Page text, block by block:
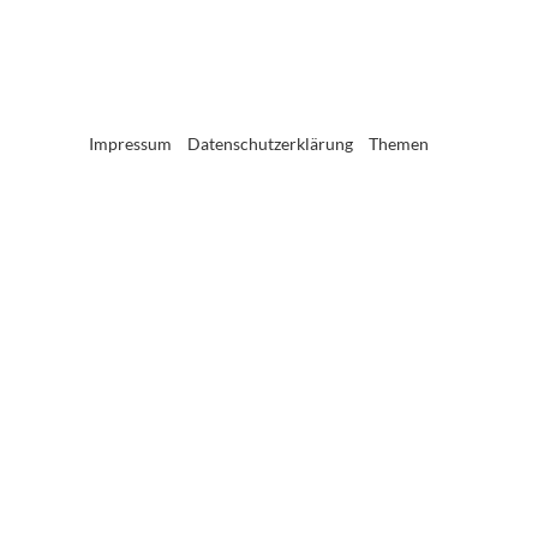
Impressum Datenschutzerklärung Themen